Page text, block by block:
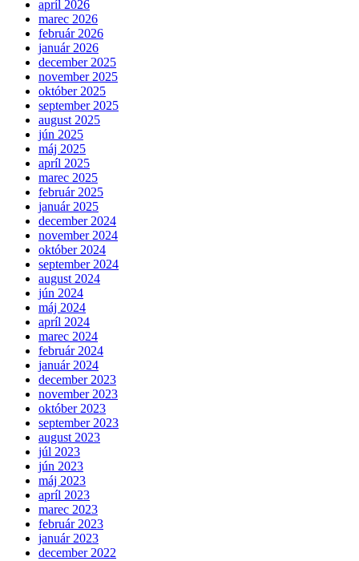
apríl 2026
marec 2026
február 2026
január 2026
december 2025
november 2025
október 2025
september 2025
august 2025
jún 2025
máj 2025
apríl 2025
marec 2025
február 2025
január 2025
december 2024
november 2024
október 2024
september 2024
august 2024
jún 2024
máj 2024
apríl 2024
marec 2024
február 2024
január 2024
december 2023
november 2023
október 2023
september 2023
august 2023
júl 2023
jún 2023
máj 2023
apríl 2023
marec 2023
február 2023
január 2023
december 2022